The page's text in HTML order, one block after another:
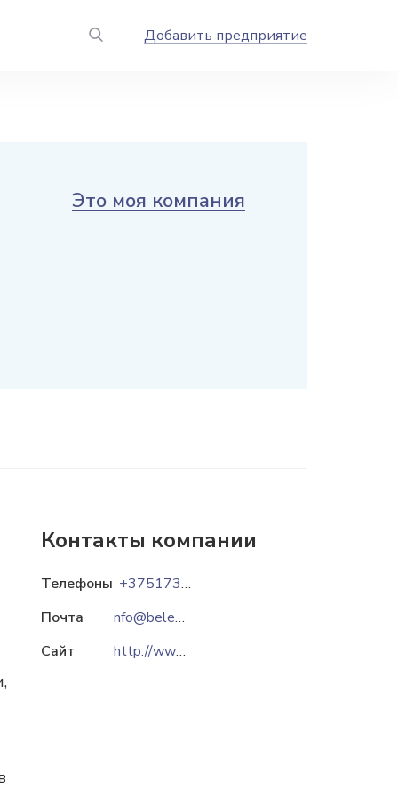
Добавить предприятие
Это моя компания
Контакты компании
Телефоны
+375173700601
Почта
nfo@beleltika.by
Сайт
http://www.beleltika.by